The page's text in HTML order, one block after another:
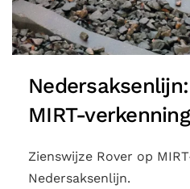
MIRT-verkenning
Zienswijze Rover op
Nedersaksenlijn.